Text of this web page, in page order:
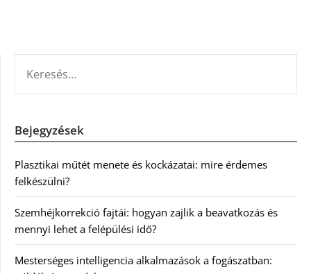
Bejegyzések
Plasztikai műtét menete és kockázatai: mire érdemes
felkészülni?
Szemhéjkorrekció fajtái: hogyan zajlik a beavatkozás és
mennyi lehet a felépülési idő?
Mesterséges intelligencia alkalmazások a fogászatban: